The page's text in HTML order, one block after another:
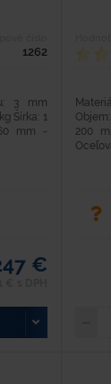
1262
3 mm
Šírka: 1
mm -
€
200